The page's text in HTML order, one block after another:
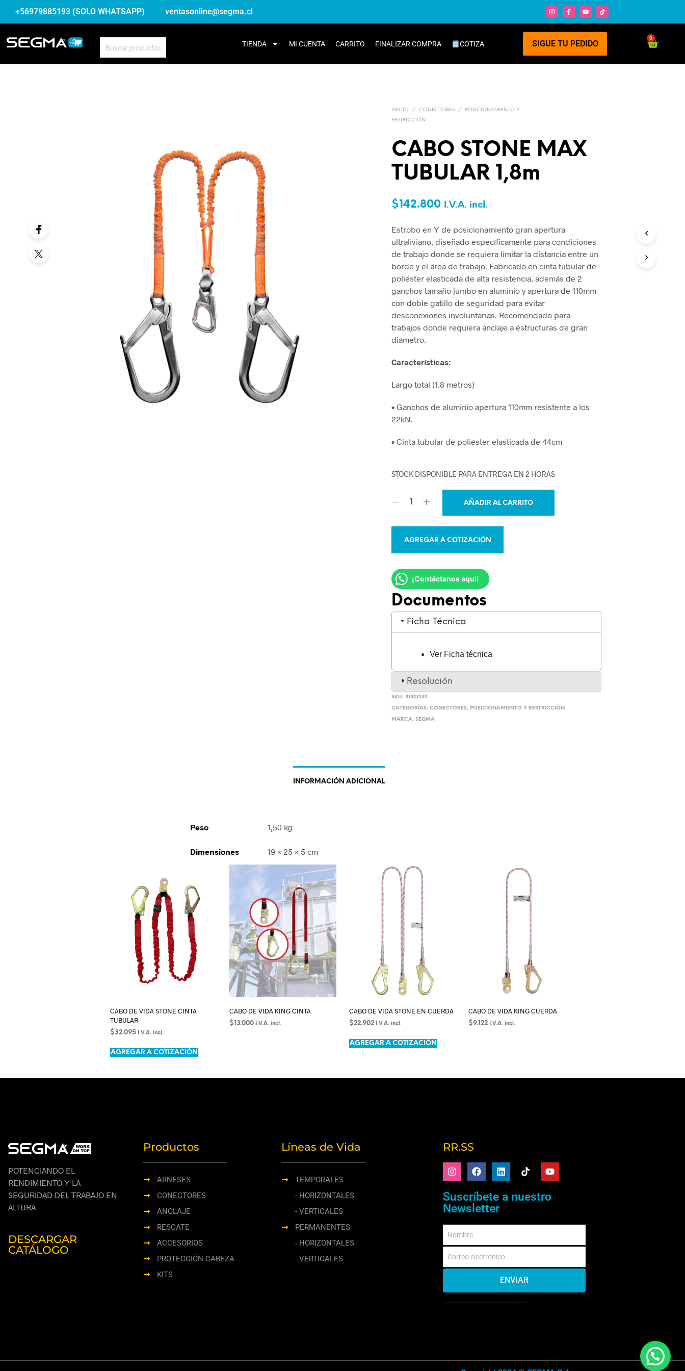
+56979885193 (SOLO WHATSAPP) ventasonline@segma.cl
TIENDA MI CUENTA CARRITO FINALIZAR COMPRA COTIZA SIGUE TU PEDIDO
0
INICIO / CONECTORES /
POSICIONAMIENTO Y
RESTRICCIÓN
CABO STONE MAX
TUBULAR 1,8m
$142.800 I.V.A. incl.
Estrobo en Y de posicionamiento gran apertura
ultraliviano, diseñado específicamente para condiciones
de trabajo donde se requiera limitar la distancia entre un
borde y el área de trabajo. Fabricado en cinta tubular de
poliéster elasticada de alta resistencia, además de 2
ganchos tamaño jumbo en aluminio y apertura de 110mm
con doble gatillo de seguridad para evitar
desconexiones involuntarias. Recomendado para
trabajos donde requiera anclaje a estructuras de gran
diámetro.
Características:
Largo total (1.8 metros)
• Ganchos de aluminio apertura 110mm resistente a los
22kN.
• Cinta tubular de poliéster elasticada de 44cm
STOCK DISPONIBLE PARA ENTREGA EN 2 HORAS
AÑADIR AL CARRITO
AGREGAR A COTIZACIÓN
¡Contáctanos aquí!
Documentos
Ficha Técnica
Ver Ficha técnica
Resolución
SKU:41401242
CATEGORÍAS:CONECTORES, POSICIONAMIENTO Y RESTRICCIÓN
MARCA:SEGMA
INFORMACIÓN ADICIONAL
Peso 1,50 kg
Dimensiones 19 × 25 × 5 cm
CABO DE VIDA STONE CINTA
TUBULAR
$32.095 I.V.A. incl.
AGREGAR A COTIZACIÓN
CABO DE VIDA KING CINTA
$13.000 I.V.A. incl.
CABO DE VIDA STONE EN CUERDA
$22.902 I.V.A. incl.
AGREGAR A COTIZACIÓN
CABO DE VIDA KING CUERDA
$9.122 I.V.A. incl.
POTENCIANDO EL
RENDIMIENTO Y LA
SEGURIDAD DEL TRABAJO EN
ALTURA
DESCARGAR
CATÁLOGO
Productos
ARNESES
CONECTORES
ANCLAJE
RESCATE
ACCESORIOS
PROTECCIÓN CABEZA
KITS
Líneas de Vida
TEMPORALES
- HORIZONTALES
- VERTICALES
PERMANENTES
- HORIZONTALES
- VERTICALES
RR.SS
Suscríbete a nuestro
Newsletter
ENVIAR